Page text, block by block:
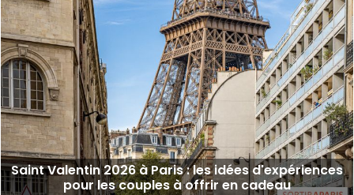
Saint Valentin 2026 à Paris : les idées d'expériences
pour les couples à offrir en cadeau